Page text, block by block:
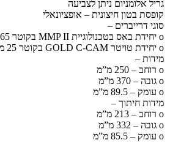
גריל אלומניום ניתן לצביעה
קופסת בטון חיצונית – אופציונאלי
סוגי דרייברים –
o יחידת באס בטכנולוגיית MMP II בקוטר 165 מ”מ (“6.5)
o יחידת טויטר GOLD C-CAM בקוטר 25 מ”מ (“1)
מידות –
o רוחב – 250 מ”מ
o גובה – 370 מ”מ
o עומק – 89.5 מ”מ
מידות חיתוך –
o רוחב – 213 מ”מ
o גובה – 332 מ”מ
o עומק – 85.5 מ”מ